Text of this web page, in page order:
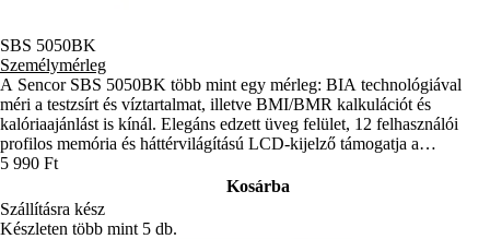
SBS 5050BK
Személymérleg
A Sencor SBS 5050BK több mint egy mérleg: BIA technológiával
méri a testzsírt és víztartalmat, illetve BMI/BMR kalkulációt és
kalóriaajánlást is kínál. Elegáns edzett üveg felület, 12 felhasználói
profilos memória és háttérvilágítású LCD-kijelző támogatja a
mindennapi egészségmegőrzést.
5 990 Ft
Kosárba
Szállításra kész
Készleten több mint 5 db.